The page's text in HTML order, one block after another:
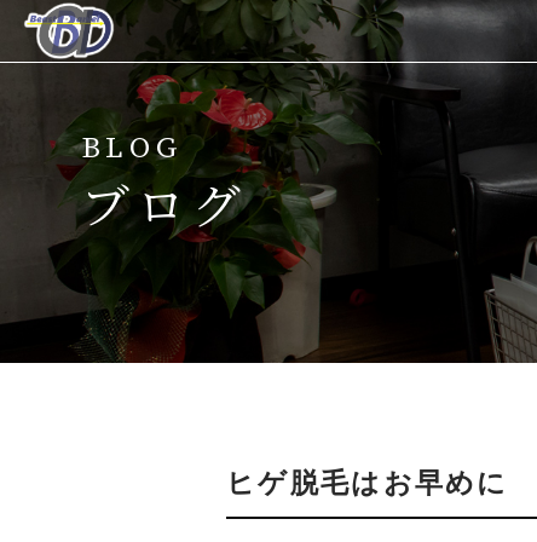
当サロンについて
メニュー
キャンペーン
BLOG
ブログ
ヒゲ脱毛はお早めに